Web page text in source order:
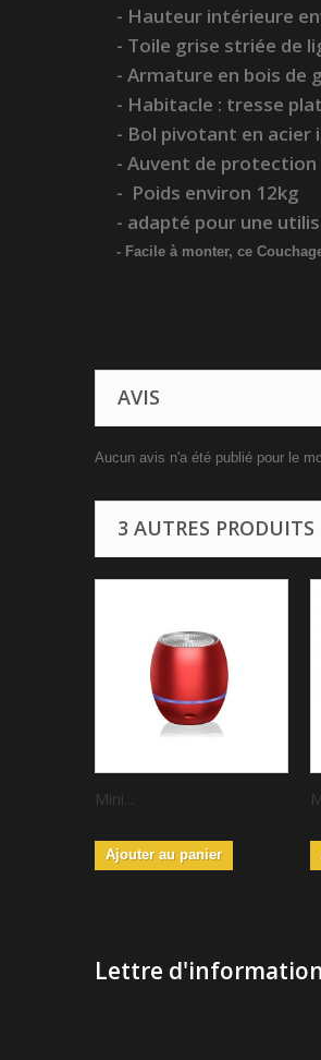
- Hauteur intérieure
- Toile grise striée de
- Armature en bois de
- Habitacle : tresse
- Bol pivotant en acier
- Auvent de protection
- Poids environ 12kg
- adapté pour une
- Facile à monter, ce
AVIS
Aucun avis n'a été publié pour le
3 AUTRES
Mini...
Ajouter au panier
Lettre